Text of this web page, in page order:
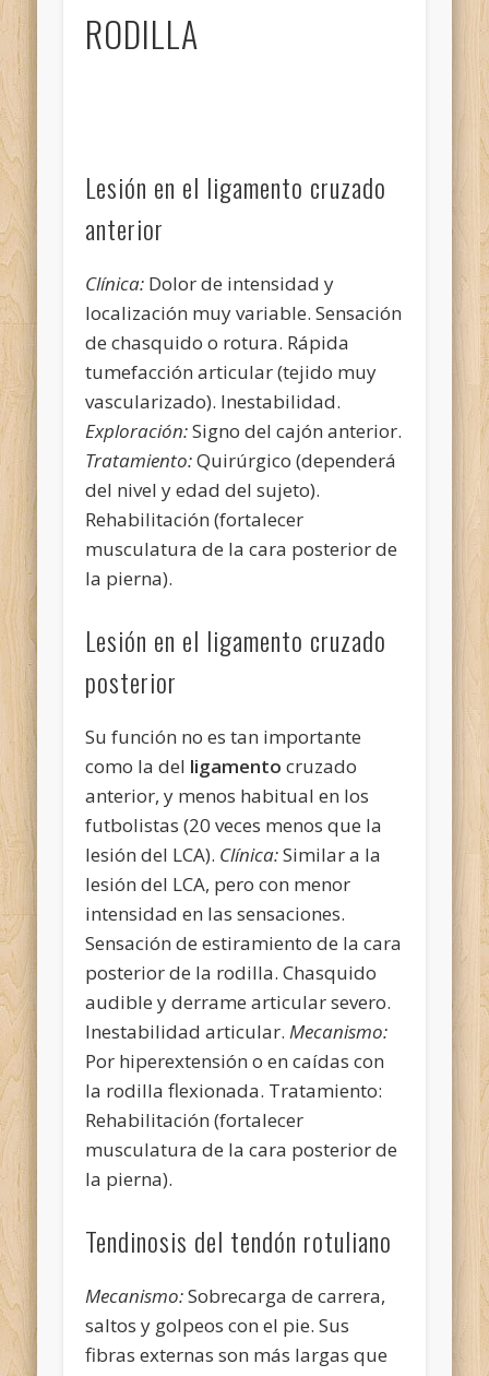
RODILLA
Lesión en el ligamento cruzado
anterior
Clínica: Dolor de intensidad y
localización muy variable. Sensación
de chasquido o rotura. Rápida
tumefacción articular (tejido muy
vascularizado). Inestabilidad.
Exploración:Signo del cajón anterior.
Tratamiento:Quirúrgico (dependerá
del nivel y edad del sujeto).
Rehabilitación (fortalecer
musculatura de la cara posterior de
la pierna).
Lesión en el ligamento cruzado
posterior
Su función no es tan importante
como la del ligamento cruzado
anterior, y menos habitual en los
futbolistas (20 veces menos que la
lesión del LCA). Clínica:Similar a la
lesión del LCA, pero con menor
intensidad en las sensaciones.
Sensación de estiramiento de la cara
posterior de la rodilla. Chasquido
audible y derrame articular severo.
Inestabilidad articular.Mecanismo:
Por hiperextensión o en caídas con
la rodilla flexionada. Tratamiento:
Rehabilitación (fortalecer
musculatura de la cara posterior de
la pierna).
Tendinosis del tendón rotuliano
Mecanismo:Sobrecarga de carrera,
saltos y golpeos con el pie. Sus
fibras externas son más largas que